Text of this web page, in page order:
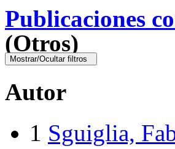
Publicaciones
(Otros)
Autor
1 Sguiglia,